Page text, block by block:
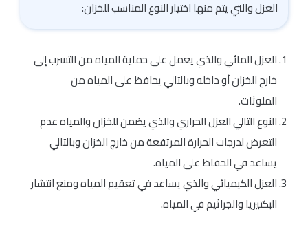
العزل والتي يتم منها اختيار النوع المناسب للخزان:
العزل المائي والذي يعمل على حماية المياه من التسرب إلى
خارج الخزان أو داخله وبالتالي يحافظ على المياه من
الملوثات.
النوع التالي العزل الحراري والذي يضمن للخزان والمياه عدم
التعرض لدرجات الحرارة المرتفعة من خارج الخزان وبالتالي
يساعد في الحفاظ على المياه.
العزل الكيميائي والذي يساعد في تعقيم المياه ومنع انتشار
البكتيريا والجراثيم في المياه.